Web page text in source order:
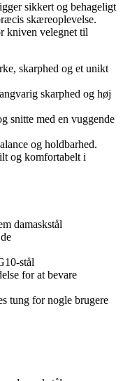
sikkert og behageligt
skæreoplevelse.
kniven velegnet til
skarphed og et unikt
skarphed og høj
snitte med en vuggende
og holdbarhed.
og komfortabelt i
damaskstål
stål
for at bevare
tung for nogle brugere